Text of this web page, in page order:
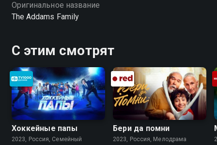
Оригинальное название
The Addams Family
С этим смотрят
Хоккейные папы
2023, Россия, Cемейный
Бери да помни
2023, Россия, Мелодрама